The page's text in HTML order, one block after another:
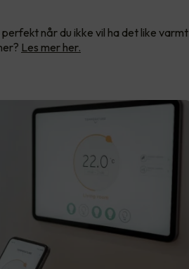
når du ikke vil ha det like varmt
Les mer her.